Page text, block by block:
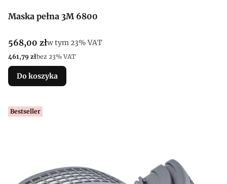
Maska pełna 3M 6800
Cena brutto
568,00 złw tym %s VAT
w tym23% VAT
Cena netto
461,79 złbez 23% VAT
Do koszyka
Bestseller